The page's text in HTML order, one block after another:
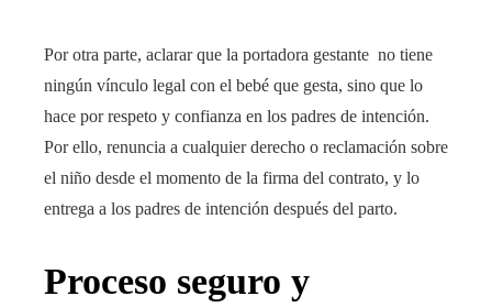
Por otra parte, aclarar que la portadora gestante no tiene
ningún vínculo legal con el bebé que gesta, sino que lo
hace por respeto y confianza en los padres de intención.
Por ello, renuncia a cualquier derecho o reclamación sobre
el niño desde el momento de la firma del contrato, y lo
entrega a los padres de intención después del parto.
Proceso seguro y